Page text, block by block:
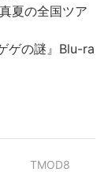
夏の全国ツア
ゲの謎』Blu-ra
TMOD8